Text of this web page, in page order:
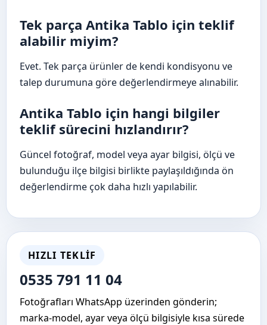
Tek parça Antika Tablo için teklif
alabilir miyim?
Evet. Tek parça ürünler de kendi kondisyonu ve
talep durumuna göre değerlendirmeye alınabilir.
Antika Tablo için hangi bilgiler
teklif sürecini hızlandırır?
Güncel fotoğraf, model veya ayar bilgisi, ölçü ve
bulunduğu ilçe bilgisi birlikte paylaşıldığında ön
değerlendirme çok daha hızlı yapılabilir.
HIZLI TEKLIF
0535 791 11 04
Fotoğrafları WhatsApp üzerinden gönderin;
marka-model, ayar veya ölçü bilgisiyle kısa sürede